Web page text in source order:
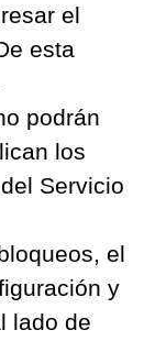
el
esta
podrán
los
Servicio
el
y
lado de